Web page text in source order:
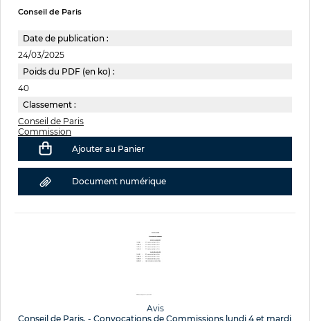
Conseil de Paris
Date de publication :
24/03/2025
Poids du PDF (en ko) :
40
Classement :
Conseil de Paris
Commission
Ajouter au Panier
Document numérique
Avis
Conseil de Paris. - Convocations de Commissions lundi 4 et mardi